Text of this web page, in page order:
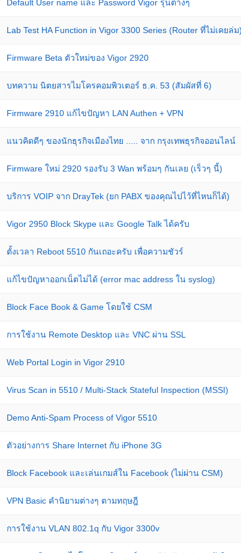
Default User name และ Password Vigor รุ่นต่างๆ
Lab Test HA Function in Vigor 3300 Series (Router ที่ไม่เคยล่ม
Firmware Beta ตัวใหม่ของ Vigor 2920
บทความ นิตยสารไมโครคอมพิวเตอร์ ธ.ค. 53 (สัมผัสที่ 6)
Firmware 2910 แก้ไขปัญหา LAN Authen + VPN
แนวคิดดีๆ ของนักธุรกิจเมืองไทย ..... จาก กรุงเทพธุรกิจออนไลน์
Firmware ใหม่ 2920 รองรับ 3 Wan พร้อมๆ กันเลย (เร็วๆ นี้)
บริการ VOIP จาก DrayTek (ยก PABX ของคุณไปไว้ที่ไหนก็ได้)
Vigor 2950 Block Skype และ Google Talk ได้ครับ
ตั้งเวลา Reboot 5510 กันเถอะครับ เพื่อความชัวร์
แก้ไขปัญหาออกเน็ตไม่ได้ (error mac address ใน syslog)
Block Face Book & Game โดยใช้ CSM
การใช้งาน Remote Desktop และ VNC ผ่าน SSL
Web Portal Login in Vigor 2910
Virus Scan in 5510 / Multi-Stack Stateful Inspection (MSSI)
Demo Anti-Spam Process of Vigor 5510
ตัวอย่างการ Share Internet กับ iPhone 3G
Block Facebook และเล่นเกมส์ใน Facebook (ไม่ผ่าน CSM)
VPN Basic คำนิยามต่างๆ ตามทฤษฎี
การใช้งาน VLAN 802.1q กับ Vigor 3300v